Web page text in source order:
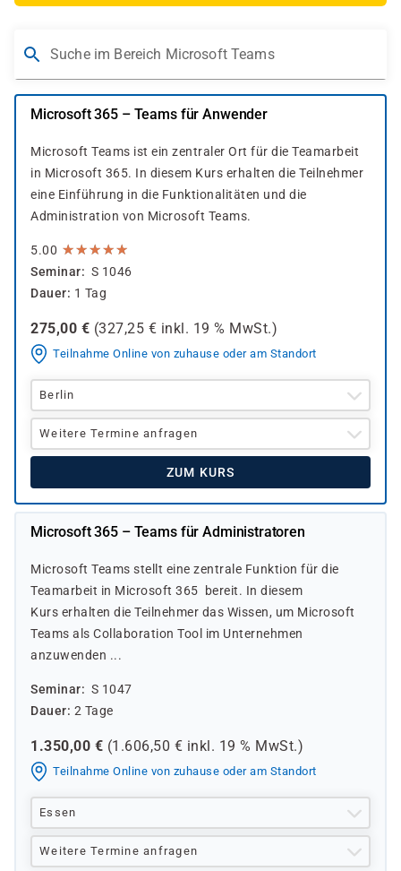
Suche im Bereich Microsoft Teams
Microsoft 365 – Teams für Anwender
Microsoft Teams ist ein zentraler Ort für die Teamarbeit
in Microsoft 365. In diesem Kurs erhalten die Teilnehmer
eine Einführung in die Funktionalitäten und die
Administration von Microsoft Teams.
5.00 ★★★★★
★★★★★
Seminar
S 1046
Dauer
1 Tag
275,00 € (327,25 € inkl. 19 % MwSt.)
Teilnahme Online von zuhause oder am Standort
Berlin
Weitere Termine anfragen
ZUM KURS
Microsoft 365 – Teams für Administratoren
Microsoft Teams stellt eine zentrale Funktion für die
Teamarbeit in Microsoft 365 bereit. In diesem
Kurs erhalten die Teilnehmer das Wissen, um Microsoft
Teams als Collaboration Tool im Unternehmen
anzuwenden ...
Seminar
S 1047
Dauer 2 Tage
1.350,00 € (1.606,50 € inkl. 19 % MwSt.)
Teilnahme Online von zuhause oder am Standort
Essen
Weitere Termine anfragen